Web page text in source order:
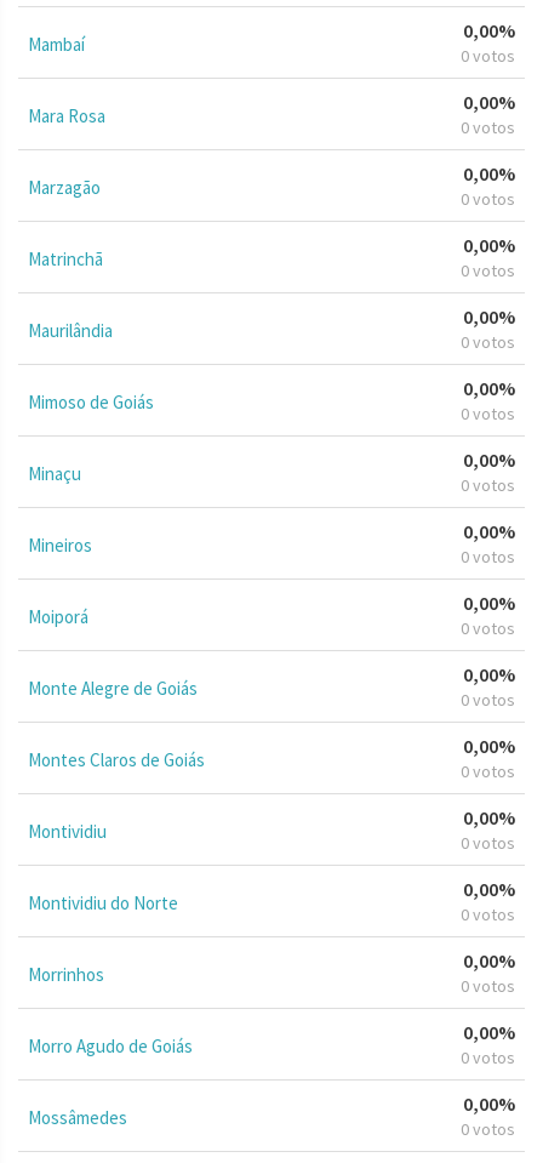
Mambaí
0,00%
0 votos
Mara Rosa
0,00%
0 votos
Marzagão
0,00%
0 votos
Matrinchã
0,00%
0 votos
Maurilândia
0,00%
0 votos
Mimoso de Goiás
0,00%
0 votos
Minaçu
0,00%
0 votos
Mineiros
0,00%
0 votos
Moiporá
0,00%
0 votos
Monte Alegre de Goiás
0,00%
0 votos
Montes Claros de Goiás
0,00%
0 votos
Montividiu
0,00%
0 votos
Montividiu do Norte
0,00%
0 votos
Morrinhos
0,00%
0 votos
Morro Agudo de Goiás
0,00%
0 votos
Mossâmedes
0,00%
0 votos